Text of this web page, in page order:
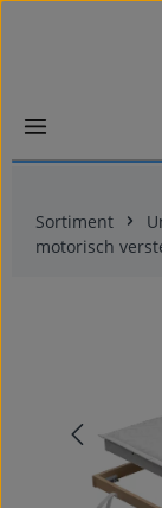
Zum
Sortiment
motorisch